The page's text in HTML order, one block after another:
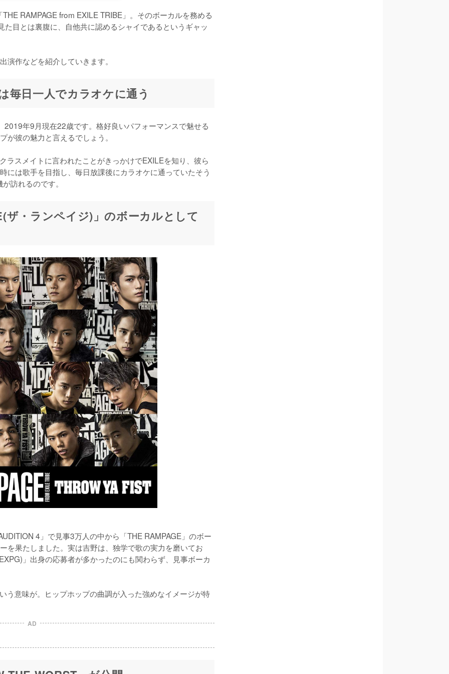
RAMPAGE from EXILE TRIBE」。そのボーカルを務める
目とは裏腹に、自他共に認めるシャイであるというギャッ
作などを紹介していきます。
毎日一人でカラオケに通う
年9月現在22歳です。格好良いパフォーマンスで魅せる
彼の魅力と言えるでしょう。
ラスメイトに言われたことがきっかけでEXILEを知り、彼ら
には歌手を目指し、毎日放課後にカラオケに通っていたそう
訪れるのです。
ザ・ランペイジ)」のボーカルとして
4」で見事3万人の中から「THE RAMPAGE」のボー
を果たしました。実は吉野は、独学で歌の実力を磨いてお
」出身の応募者が多かったのにも関わらず、見事ボーカ
う意味が。ヒップホップの曲調が入った強めなイメージが特
AD